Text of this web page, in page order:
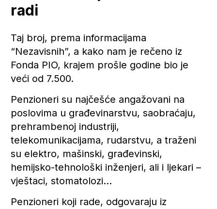
radi
Taj broj, prema informacijama
“Nezavisnih”, a kako nam je rečeno iz
Fonda PIO, krajem prošle godine bio je
veći od 7.500.
Penzioneri su najčešće angažovani na
poslovima u građevinarstvu, saobraćaju,
prehrambenoj industriji,
telekomunikacijama, rudarstvu, a traženi
su elektro, mašinski, građevinski,
hemijsko-tehnološki inženjeri, ali i ljekari –
vještaci, stomatolozi…
Penzioneri koji rade, odgovaraju iz